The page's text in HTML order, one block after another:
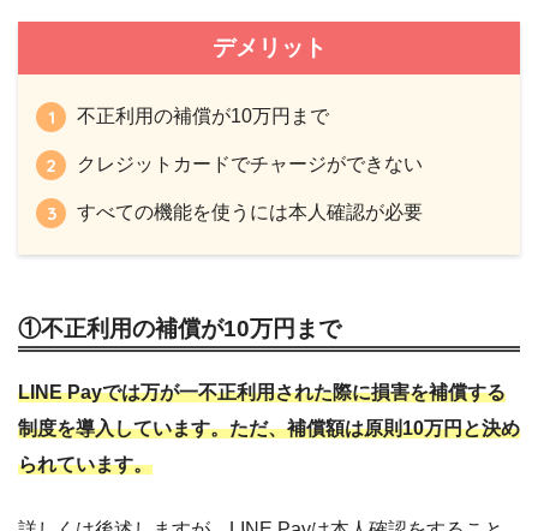
デメリット
不正利用の補償が10万円まで
クレジットカードでチャージができない
すべての機能を使うには本人確認が必要
①不正利用の補償が10万円まで
LINE Payでは万が一不正利用された際に損害を補償する
制度を導入しています。ただ、補償額は原則10万円と決め
られています。